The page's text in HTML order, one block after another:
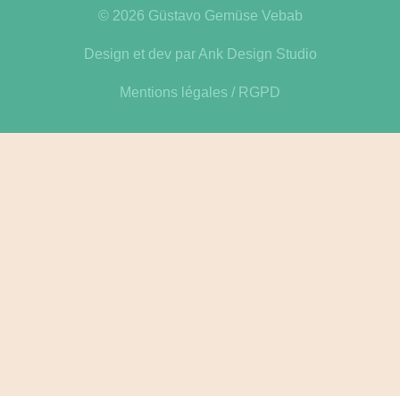
© 2026 Güstavo Gemüse Vebab
Design et dev parAnk Design Studio
Mentions légales / RGPD